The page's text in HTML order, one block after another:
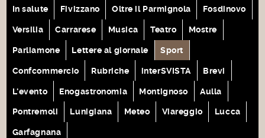
In salute Fivizzano Oltre il Parmignola Fosdinovo
Versilia Carrarese Musica Teatro Mostre
Parliamone Lettere al giornale Sport
Confcommercio Rubriche interSVISTA Brevi
L'evento Enogastronomia Montignoso Aulla
Pontremoli Lunigiana Meteo Viareggio Lucca
Garfagnana